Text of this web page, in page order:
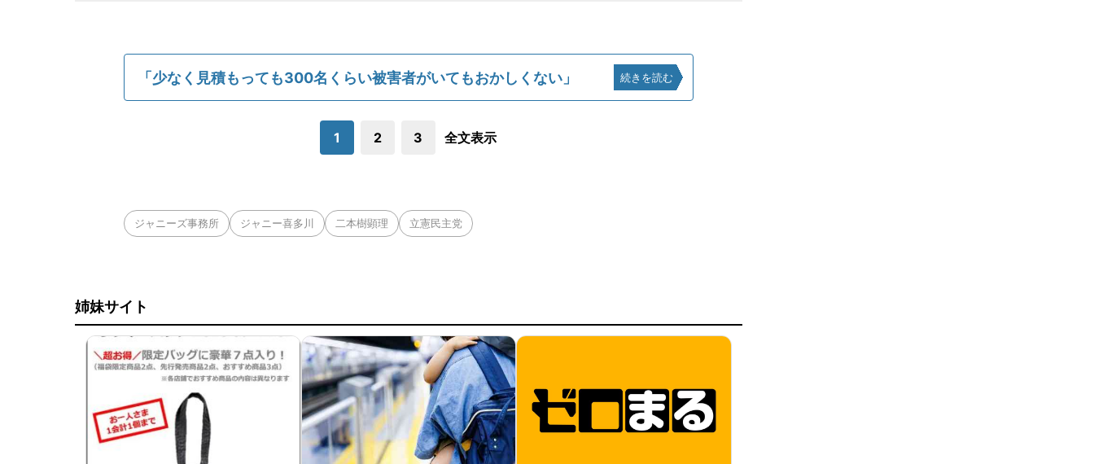
「少なく見積もっても300名くらい被害者がいてもおかしくない」 続きを読む
1 2 3 全文表示
ジャニーズ事務所 ジャニー喜多川 二本樹顕理 立憲民主党
姉妹サイト